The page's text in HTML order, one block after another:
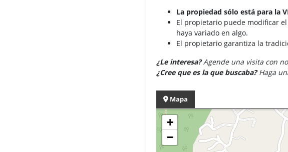
La propiedad sólo está para la
El propietario puede modificar
haya variado en algo.
El propietario garantiza la
¿Le interesa?Agende una visita con
¿Cree que es la que buscaba?Haga
Mapa
+
−